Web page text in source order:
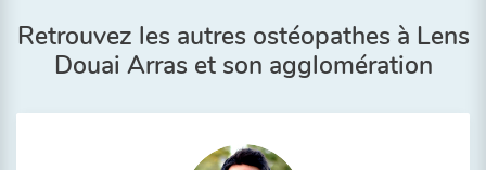
Retrouvez les autres ostéopathes à Lens
Douai Arras et son agglomération